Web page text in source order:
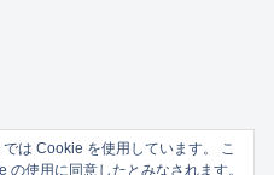
は Cookie を使用しています。 こ
使用に同意したとみなされます。